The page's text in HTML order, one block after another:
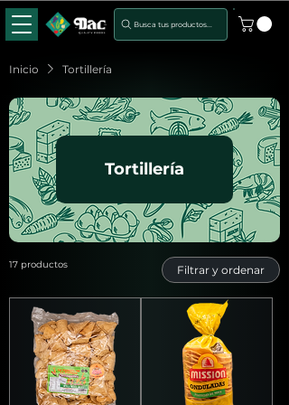
Busca tus productos...
Inicio Tortillería
Tortillería
17 productos Filtrar y ordenar